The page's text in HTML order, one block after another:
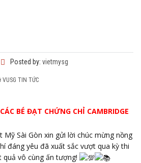
Posted by: vietmysg
TIN TỨC
BÉ ĐẠT CHỨNG CHỈ CAMBRIDGE
Mỹ Sài Gòn xin gửi lời chúc mừng nồng
đáng yêu đã xuất sắc vượt qua kỳ thi
quả vô cùng ấn tượng!